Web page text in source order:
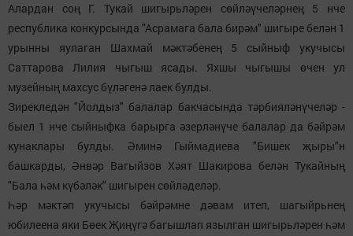
Алардан соң Г. Тукай шигырьләрен сөйләүчеләрнең 5 нче
республика конкурсында "Асрамага бала бирәм" шигыре белән 1
урынны яулаган Шахмай мәктәбенең 5 сыйныф укучысы
Саттарова Лилия чыгыш ясады. Яхшы чыгышы өчен ул
музейның махсус бүләгенә лаек булды.
Зирекледән "Йолдыз" балалар бакчасында тәрбияләнүчеләр -
быел 1 нче сыйныфка барырга әзерләнүче балалар да бәйрәм
кунаклары булды. Әминә Гыймадиева "Бишек җыры"н
башкарды, Әнвәр Вагыйзов Хәят Шакирова белән Тукайның
"Бала һәм күбәләк" шигырен сөйләделәр.
Һәр мәктәп укучысы бәйрәмне дәвам итеп, шагыйрьнең
юбилеена яки Бөек Җиңүгә багышлап язылган шигырьләрен һәм